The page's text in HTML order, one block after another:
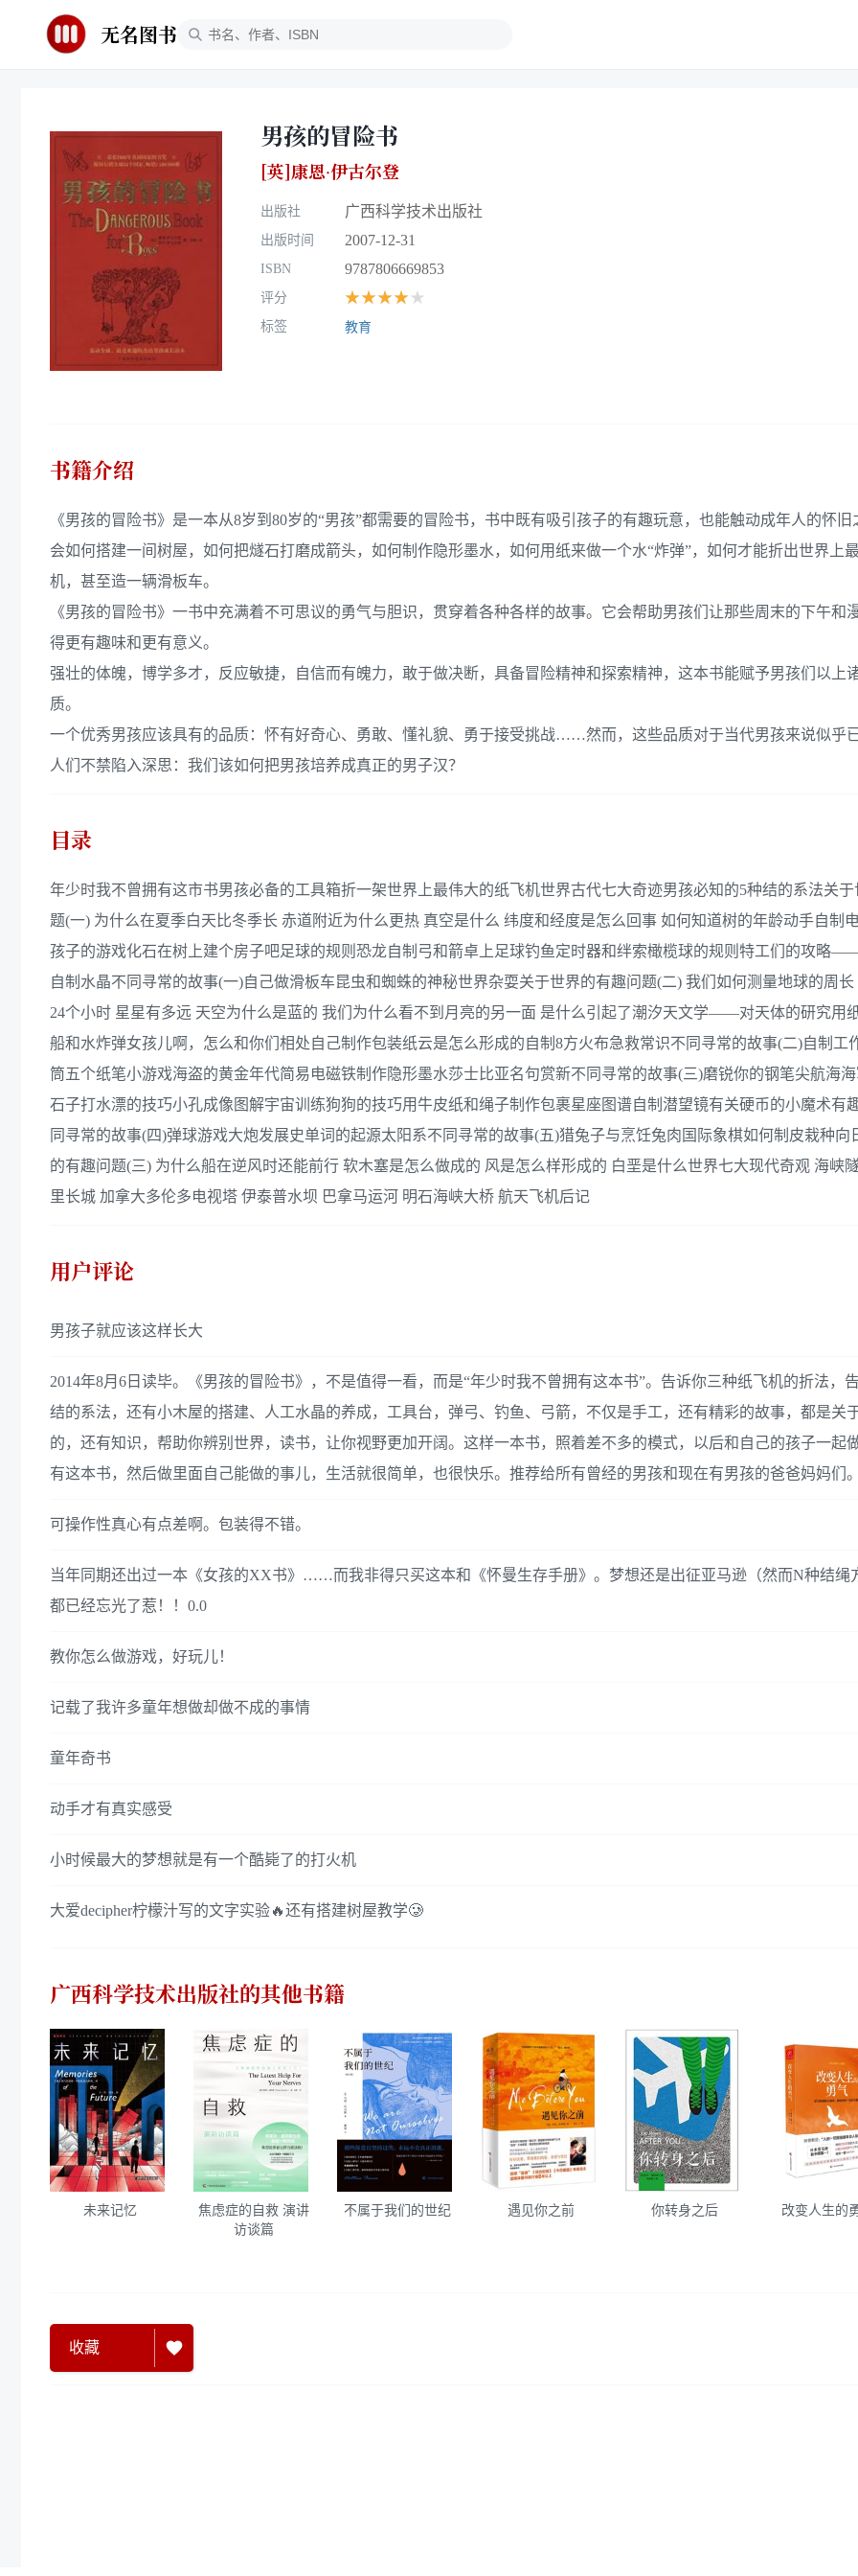
无名图书
男孩的冒险书
[英]康恩·伊古尔登
出版社 广西科学技术出版社
出版时间 2007-12-31
ISBN 9787806669853
评分 ★★★★★
标签 教育
书籍介绍
《男孩的冒险书》是一本从8岁到80岁的“男孩”都需要的冒险书，书中既有吸引孩子的有趣玩意，也能触动成年人的怀
会如何搭建一间树屋，如何把燧石打磨成箭头，如何制作隐形墨水，如何用纸来做一个水“炸弹”，如何才能折出世界上
机，甚至造一辆滑板车。
《男孩的冒险书》一书中充满着不可思议的勇气与胆识，贯穿着各种各样的故事。它会帮助男孩们让那些周末的下午和
得更有趣味和更有意义。
强壮的体魄，博学多才，反应敏捷，自信而有魄力，敢于做决断，具备冒险精神和探索精神，这本书能赋予男孩们以上
质。
一个优秀男孩应该具有的品质：怀有好奇心、勇敢、懂礼貌、勇于接受挑战……然而，这些品质对于当代男孩来说似乎
人们不禁陷入深思：我们该如何把男孩培养成真正的男子汉？
目录
年少时我不曾拥有这市书男孩必备的工具箱折一架世界上最伟大的纸飞机世界古代七大奇迹男孩必知的5种结的系法关
题(一) 为什么在夏季白天比冬季长 赤道附近为什么更热 真空是什么 纬度和经度是怎么回事 如何知道树的年龄动手自制
孩子的游戏化石在树上建个房子吧足球的规则恐龙自制弓和箭卓上足球钓鱼定时器和绊索橄榄球的规则特工们的攻略
自制水晶不同寻常的故事(一)自己做滑板车昆虫和蜘蛛的神秘世界杂耍关于世界的有趣问题(二) 我们如何测量地球的周
24个小时 星星有多远 天空为什么是蓝的 我们为什么看不到月亮的另一面 是什么引起了潮汐天文学——对天体的研究用
船和水炸弹女孩儿啊，怎么和你们相处自己制作包装纸云是怎么形成的自制8方火布急救常识不同寻常的故事(二)自制工
筒五个纸笔小游戏海盗的黄金年代简易电磁铁制作隐形墨水莎士比亚名句赏新不同寻常的故事(三)磨锐你的钢笔尖航海
石子打水漂的技巧小孔成像图解宇宙训练狗狗的技巧用牛皮纸和绳子制作包裹星座图谱自制潜望镜有关硬币的小魔术有
同寻常的故事(四)弹球游戏大炮发展史单词的起源太阳系不同寻常的故事(五)猎兔子与烹饪兔肉国际象棋如何制皮栽种向
的有趣问题(三) 为什么船在逆风时还能前行 软木塞是怎么做成的 风是怎么样形成的 白垩是什么世界七大现代奇观 海峡
里长城 加拿大多伦多电视塔 伊泰普水坝 巴拿马运河 明石海峡大桥 航天飞机后记
用户评论
男孩子就应该这样长大
2014年8月6日读毕。《男孩的冒险书》，不是值得一看，而是“年少时我不曾拥有这本书”。告诉你三种纸飞机的折法，
结的系法，还有小木屋的搭建、人工水晶的养成，工具台，弹弓、钓鱼、弓箭，不仅是手工，还有精彩的故事，都是关
的，还有知识，帮助你辨别世界，读书，让你视野更加开阔。这样一本书，照着差不多的模式，以后和自己的孩子一起
有这本书，然后做里面自己能做的事儿，生活就很简单，也很快乐。推荐给所有曾经的男孩和现在有男孩的爸爸妈妈们
可操作性真心有点差啊。包装得不错。
当年同期还出过一本《女孩的XX书》……而我非得只买这本和《怀曼生存手册》。梦想还是出征亚马逊（然而N种结绳
都已经忘光了惹！！0.0
教你怎么做游戏，好玩儿！
记载了我许多童年想做却做不成的事情
童年奇书
动手才有真实感受
小时候最大的梦想就是有一个酷毙了的打火机
大爱decipher柠檬汁写的文字实验🔥还有搭建树屋教学🥲
广西科学技术出版社的其他书籍
未来记忆
焦虑症的自救 演讲
访谈篇
不属于我们的世纪 遇见你之前 你转身之后 改变人生的
收藏